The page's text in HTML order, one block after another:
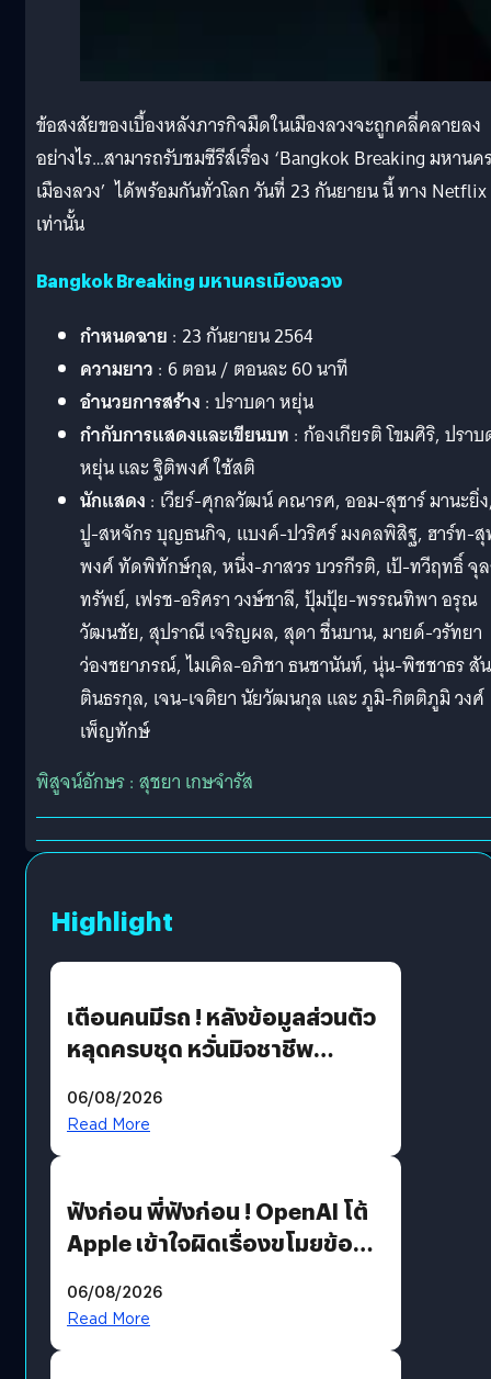
ข้อสงสัยของเบื้องหลังภารกิจมืดในเมืองลวงจะถูกคลี่คลายลง
อย่างไร…สามารถรับชมซีรีส์เรื่อง ‘Bangkok Breaking มหานค
เมืองลวง’ ได้พร้อมกันทั่วโลก วันที่ 23 กันยายน นี้ ทาง Netflix
เท่านั้น
Bangkok Breaking มหานครเมืองลวง
กำหนดฉาย : 23 กันยายน 2564
ความยาว : 6 ตอน / ตอนละ 60 นาที
อำนวยการสร้าง : ปราบดา หยุ่น
กำกับการแสดงและเขียนบท : ก้องเกียรติ โขมศิริ, ปรา
หยุ่น และ ฐิติพงศ์ ใช้สติ
นักแสดง : เวียร์-ศุกลวัฒน์ คณารศ, ออม-สุชาร์ มานะยิ่
ปู-สหจักร บุญธนกิจ, แบงค์-ปวริศร์ มงคลพิสิฐ, ฮาร์ท-
พงศ์ ทัดพิทักษ์กุล, หนึ่ง-ภาสวร บวรกีรติ, เป้-ทวีฤทธิ์ จุ
ทรัพย์, เฟรช-อริศรา วงษ์ชาลี, ปุ้มปุ้ย-พรรณทิพา อรุณ
วัฒนชัย, สุปราณี เจริญผล, สุดา ชื่นบาน, มายด์-วรัทยา
ว่องชยาภรณ์, ไมเคิล-อภิชา ธนชานันท์, นุ่น-พิชชาธร สัน
ตินธรกุล, เจน-เจติยา นัยวัฒนกุล และ ภูมิ-กิตติภูมิ วงศ์
เพ็ญทักษ์
พิสูจน์อักษร : สุชยา เกษจำรัส
Highlight
เตือนคนมีรถ ! หลังข้อมูลส่วนตัว
หลุดครบชุด หวั่นมิจชาชีพ
รหัสผ่านหลุด ไม่ใช่แฮ็กเกอร์
06/08/2026
Read More
ฟังก่อน พี่ฟังก่อน ! OpenAI โต้
Apple เข้าใจผิดเรื่องขโมยข้อมูล
06/08/2026
Read More